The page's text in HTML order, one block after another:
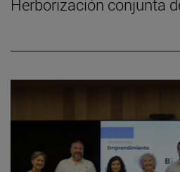
Herborización conjunta